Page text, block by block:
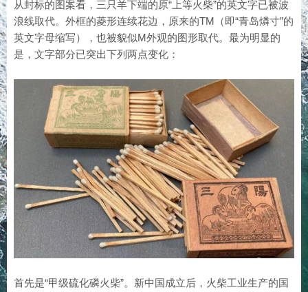
从封标的图案看，三只羊下端的原“上等火柴”的英文字已被波
浪线取代。外框的菱形连续花边，原来的TM（即“青岛燐寸”的
英文字母缩写），也被貌似M外观的图形取代。最为明显的
是，文字部分已突出下列两点变化：
首先是“甲级硫化磷火柴”。新中国成立后，火柴工业生产的国